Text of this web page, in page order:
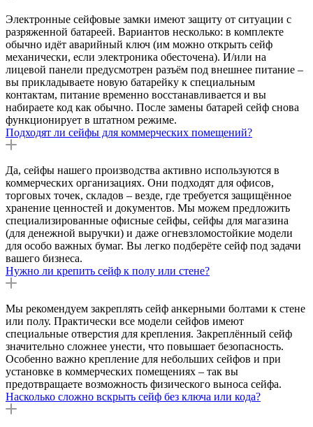
Электронные сейфовые замки имеют защиту от ситуации с
разряженной батареей. Вариантов несколько: в комплекте
обычно идёт аварийный ключ (им можно открыть сейф
механически, если электроника обесточена). И/или на
лицевой панели предусмотрен разъём под внешнее питание –
вы прикладываете новую батарейку к специальным
контактам, питание временно восстанавливается и вы
набираете код как обычно. После замены батарей сейф снова
функционирует в штатном режиме.
Подходят ли сейфы для коммерческих помещений?
Да, сейфы нашего производства активно используются в
коммерческих организациях. Они подходят для офисов,
торговых точек, складов – везде, где требуется защищённое
хранение ценностей и документов. Мы можем предложить
специализированные офисные сейфы, сейфы для магазина
(для денежной выручки) и даже огневзломостойкие модели
для особо важных бумаг. Вы легко подберёте сейф под задачи
вашего бизнеса.
Нужно ли крепить сейф к полу или стене?
Мы рекомендуем закреплять сейф анкерными болтами к стене
или полу. Практически все модели сейфов имеют
специальные отверстия для крепления. Закреплённый сейф
значительно сложнее унести, что повышает безопасность.
Особенно важно крепление для небольших сейфов и при
установке в коммерческих помещениях – так вы
предотвращаете возможность физического выноса сейфа.
Насколько сложно вскрыть сейф без ключа или кода?